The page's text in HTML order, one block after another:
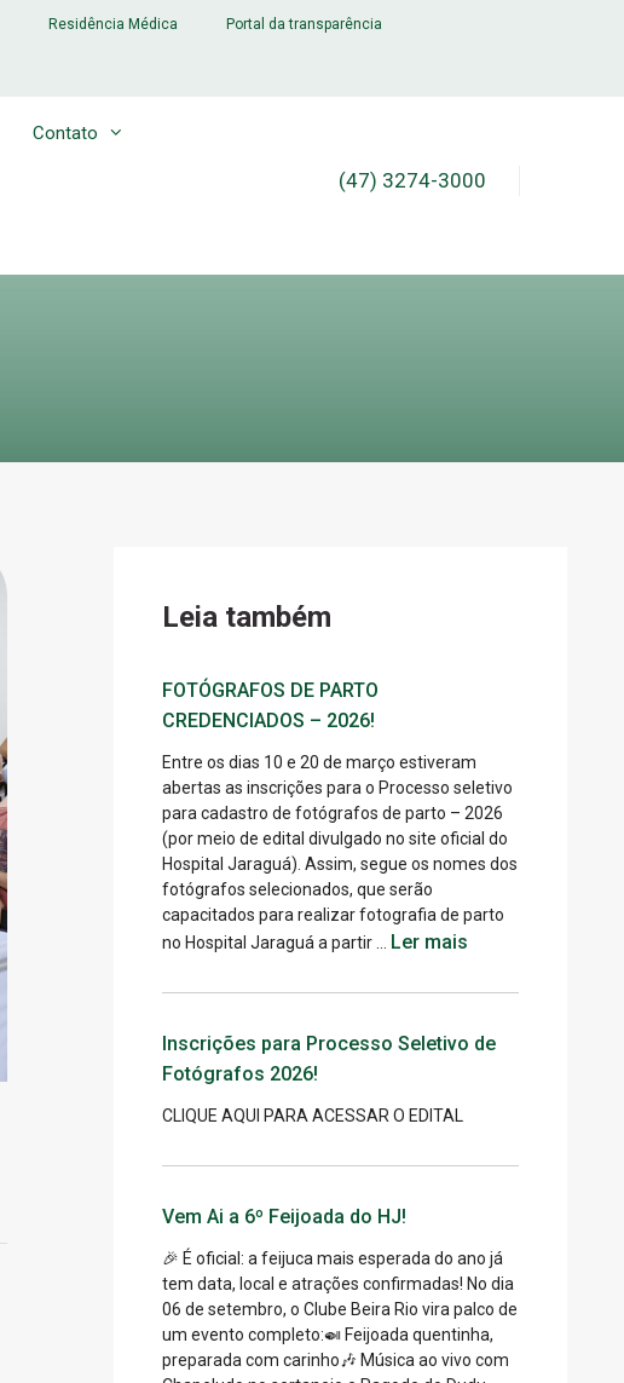
Residência Médica Portal da transparência
Contato
(47) 3274-3000
Leia também
FOTÓGRAFOS DE PARTO
CREDENCIADOS – 2026!
Entre os dias 10 e 20 de março estiveram
abertas as inscrições para o Processo seletivo
para cadastro de fotógrafos de parto – 2026
(por meio de edital divulgado no site oficial do
Hospital Jaraguá). Assim, segue os nomes dos
fotógrafos selecionados, que serão
capacitados para realizar fotografia de parto
no Hospital Jaraguá a partir … Ler mais
Inscrições para Processo Seletivo de
Fotógrafos 2026!
CLIQUE AQUI PARA ACESSAR O EDITAL
Vem Ai a 6º Feijoada do HJ!
🎉 É oficial: a feijuca mais esperada do ano já
tem data, local e atrações confirmadas! No dia
06 de setembro, o Clube Beira Rio vira palco de
um evento completo:🍛 Feijoada quentinha,
preparada com carinho🎶 Música ao vivo com